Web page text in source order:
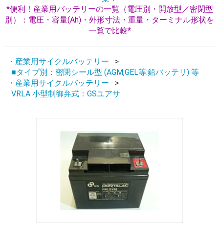
*便利！産業用バッテリーの一覧（電圧別・開放型／密閉型
別）：電圧・容量(Ah)・外形寸法・重量・ターミナル形状を
一覧で比較*
・産業用サイクルバッテリー
■タイプ別：密閉シール型 (AGM,GEL等:鉛バッテリ) 等
・産業用サイクルバッテリー
VRLA 小型制御弁式：GSユアサ